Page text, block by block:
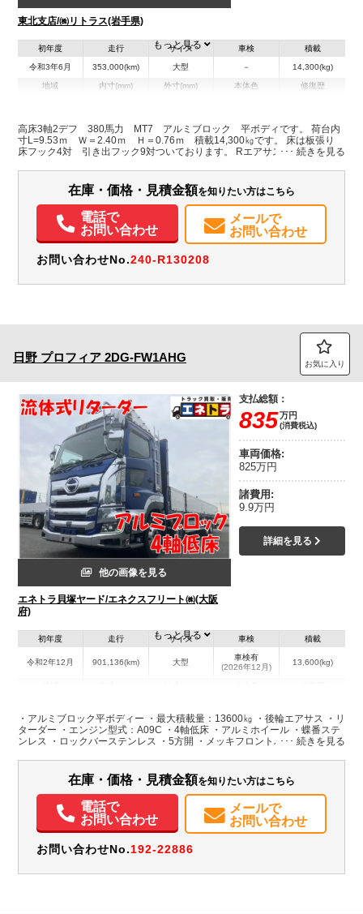
東北支店/㈱リトラス(岩手県)
初年度
令和3年6月
走行
353,000(km)
サイズ
大型
車検
－
積載
14,300(kg)
地域 内寸(mm) 外寸(mm) 本体色 修復歴
装備情報
エアコン パワステ パワーウィンドウ ABS エアバッグ 電動格納ミラー
もっと見る
高床3軸2デフ 380馬力 MT7 アルミブロック 平ボディです。 荷台内
寸L=9.53ｍ Ｗ＝2.40ｍ Ｈ＝0.76ｍ 積載14,300㎏です。 床は板張り
床フック4対 引き出フック9対ついております。 Rエアサスなので機械等
在庫・価格・見積金額を知りたい方はこちら
電話で
お問い合わせ
メールで
お問い合わせ
お問い合わせNo.240-R130208
日野 プロフィア 2DG-FW1AHG お気に入り
他の画像を見る
エネトラ貝塚ヤード/エネクスフリート㈱(大阪
府)
支払総額：
835万円
(消費税込)
車両価格:
825万円
諸費用:
9.9万円
詳細を見る
初年度
令和2年12月
走行
901,136(km)
サイズ
大型
車検
車検有
(2026年12月)
積載
13,600(kg)
大阪府
W:2,409
H:586
W:2,500
H:3,260
無
パワステ パワーウィンドウ ABS エアバッグ
アルミホイール
電動格納ミラー
エアサスシート
もっと見る
・アルミブロック平ボディー ・最大積載量：13600㎏ ・後輪エアサス ・リ
ターダー ・エンジン型式：A09C ・4軸低床 ・アルミホイール ・蝶番ステ
ンレス ・ロックバーステンレス ・5方開 ・メッキフロントバンパー ・メッ
ョンホール ・プロシフト
在庫・価格・見積金額を知りたい方はこちら
電話で
お問い合わせ
メールで
お問い合わせ
お問い合わせNo.192-22886